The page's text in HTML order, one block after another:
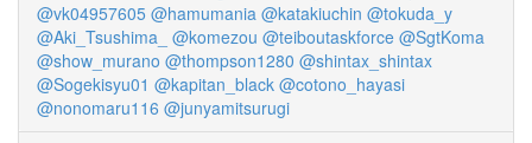
@vk04957605 @hamumania @katakiuchin @tokuda_y
@Aki_Tsushima_ @komezou @teiboutaskforce @SgtKoma
@show_murano @thompson1280 @shintax_shintax
@Sogekisyu01 @kapitan_black @cotono_hayasi
@nonomaru116 @junyamitsurugi